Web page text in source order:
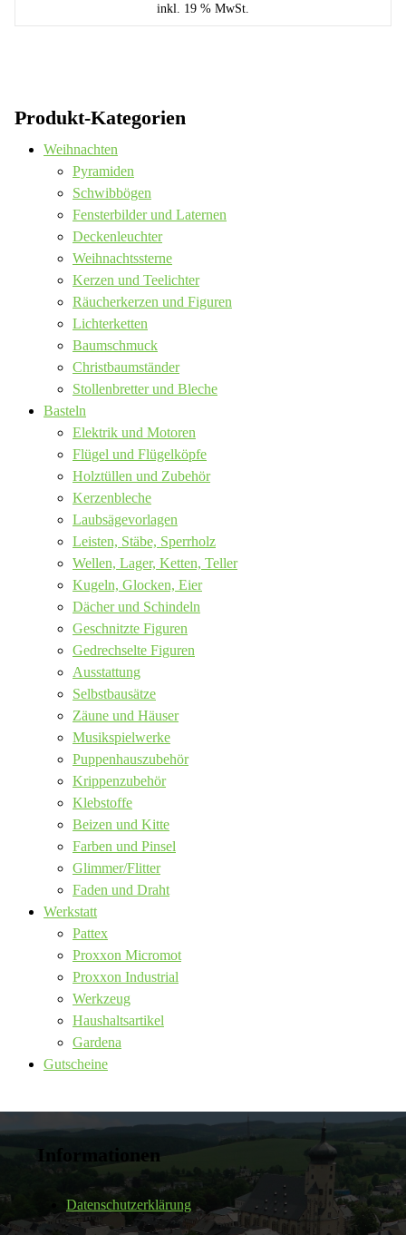
inkl. 19 % MwSt.
Produkt-Kategorien
Weihnachten
Pyramiden
Schwibbögen
Fensterbilder und Laternen
Deckenleuchter
Weihnachtssterne
Kerzen und Teelichter
Räucherkerzen und Figuren
Lichterketten
Baumschmuck
Christbaumständer
Stollenbretter und Bleche
Basteln
Elektrik und Motoren
Flügel und Flügelköpfe
Holztüllen und Zubehör
Kerzenbleche
Laubsägevorlagen
Leisten, Stäbe, Sperrholz
Wellen, Lager, Ketten, Teller
Kugeln, Glocken, Eier
Dächer und Schindeln
Geschnitzte Figuren
Gedrechselte Figuren
Ausstattung
Selbstbausätze
Zäune und Häuser
Musikspielwerke
Puppenhauszubehör
Krippenzubehör
Klebstoffe
Beizen und Kitte
Farben und Pinsel
Glimmer/Flitter
Faden und Draht
Werkstatt
Pattex
Proxxon Micromot
Proxxon Industrial
Werkzeug
Haushaltsartikel
Gardena
Gutscheine
Informationen
Datenschutzerklärung